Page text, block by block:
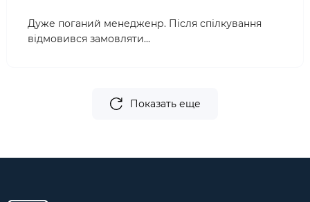
Дуже поганий менедженр. Після спілкування
відмовився замовляти...
Показать еще